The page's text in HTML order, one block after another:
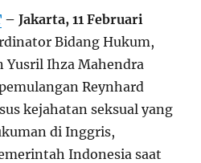
– Jakarta, 11 Februari
Bidang Hukum,
Yusril Ihza Mahendra
Reynhard
kejahatan seksual yang
di Inggris,
Indonesia saat